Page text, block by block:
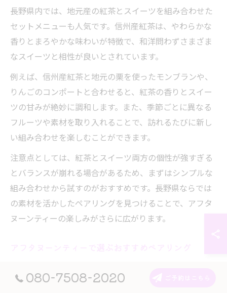
長野県内では、地元産の紅茶とスイーツを組み合わせた
セットメニューも人気です。信州産紅茶は、やわらかな
香りとまろやかな味わいが特徴で、和洋問わずさまざま
なスイーツと相性が良いとされています。
例えば、信州産紅茶と地元の栗を使ったモンブランや、
りんごのコンポートと合わせると、紅茶の香りとスイー
ツの甘みが絶妙に調和します。また、季節ごとに異なる
フルーツや素材を取り入れることで、訪れるたびに新し
い組み合わせを楽しむことができます。
注意点としては、紅茶とスイーツ両方の個性が強すぎる
とバランスが崩れる場合があるため、まずはシンプルな
組み合わせから試すのがおすすめです。長野県ならでは
の素材を活かしたペアリングを見つけることで、アフタ
ヌーンティーの楽しみがさらに広がります。
ツと紅茶のペアリングに注目すると満足度が高まりま
080-7508-2020